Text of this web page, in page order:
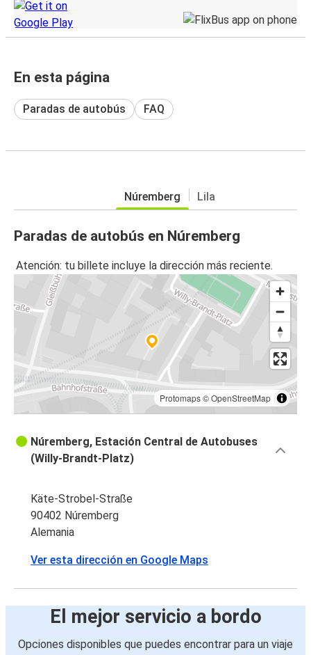
En esta página
Paradas de autobús FAQ
Núremberg Lila
Paradas de autobús en Núremberg
Atención: tu billete incluye la dirección más reciente.
Protomaps©OpenStreetMap
Núremberg, Estación Central de Autobuses
(Willy-Brandt-Platz)
Käte-Strobel-Straße
90402 Núremberg
Alemania
Ver esta dirección en Google Maps
El mejor servicio a bordo
Opciones disponibles que puedes encontrar para un viaje